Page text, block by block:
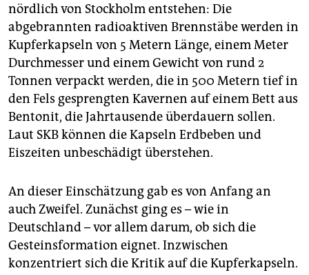
nördlich von Stockholm entstehen: Die
abgebrannten radioaktiven Brennstäbe werden in
Kupferkapseln von 5 Metern Länge, einem Meter
Durchmesser und einem Gewicht von rund 2
Tonnen verpackt werden, die in 500 Metern tief in
den Fels gesprengten Kavernen auf einem Bett aus
Bentonit, die Jahrtausende überdauern sollen.
Laut SKB können die Kapseln Erdbeben und
Eiszeiten unbeschädigt überstehen.
An dieser Einschätzung gab es von Anfang an
auch Zweifel. Zunächst ging es – wie in
Deutschland – vor allem darum, ob sich die
Gesteinsformation eignet. Inzwischen
konzentriert sich die Kritik auf die Kupferkapseln.